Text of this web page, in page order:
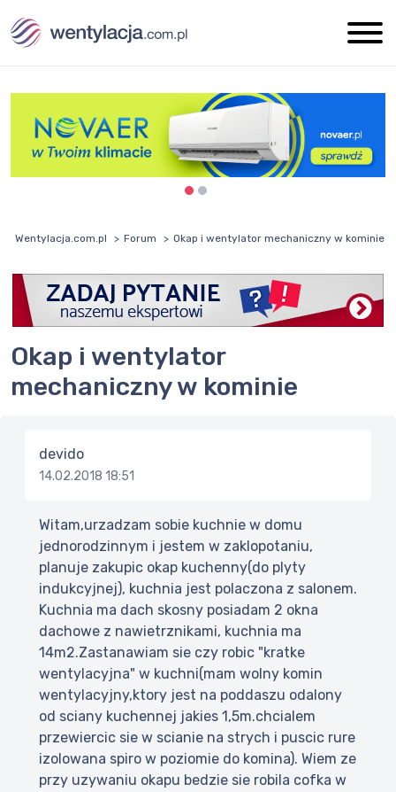
Wentylacja.com.pl Forum Okap i wentylator mechaniczny w kominie
Okap i wentylator
mechaniczny w kominie
devido
14.02.2018 18:51
Witam,urzadzam sobie kuchnie w domu
jednorodzinnym i jestem w zaklopotaniu,
planuje zakupic okap kuchenny(do plyty
indukcyjnej), kuchnia jest polaczona z salonem.
Kuchnia ma dach skosny posiadam 2 okna
dachowe z nawietrznikami, kuchnia ma
14m2.Zastanawiam sie czy robic "kratke
wentylacyjna" w kuchni(mam wolny komin
wentylacyjny,ktory jest na poddaszu odalony
od sciany kuchennej jakies 1,5m.chcialem
przewiercic sie w scianie na strych i puscic rure
izolowana spiro w poziomie do komina). Wiem ze
przy uzywaniu okapu bedzie sie robila cofka w